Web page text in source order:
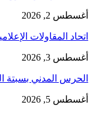
أغسطس 2, 2026
اتحاد المقاولات
أغسطس 3, 2026
الحرس المدني بسبتة
أغسطس 5, 2026